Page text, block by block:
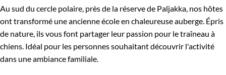
Au sud du cercle polaire, près de la réserve de Paljakka, nos hôtes
ont transformé une ancienne école en chaleureuse auberge. Épris
de nature, ils vous font partager leur passion pour le traîneau à
chiens. Idéal pour les personnes souhaitant découvrir l'activité
dans une ambiance familiale.